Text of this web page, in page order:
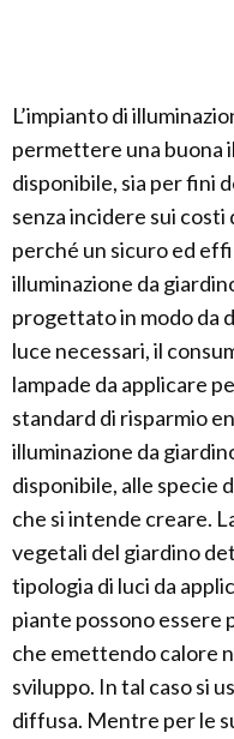
L’impianto di
permettere una buona
disponibile, sia per fini
senza incidere sui
perché un sicuro ed
illuminazione da
progettato in modo da
luce necessari, il
lampade da applicare
standard di risparmio
illuminazione da
disponibile, alle specie
che si intende creare.
vegetali del giardino
tipologia di luci da
piante possono essere
che emettendo calore
sviluppo. In tal caso si
diffusa. Mentre per le